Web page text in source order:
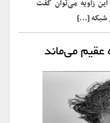
زاویه می‌توان گفت
شبکه […]
عقیم می‌ماند